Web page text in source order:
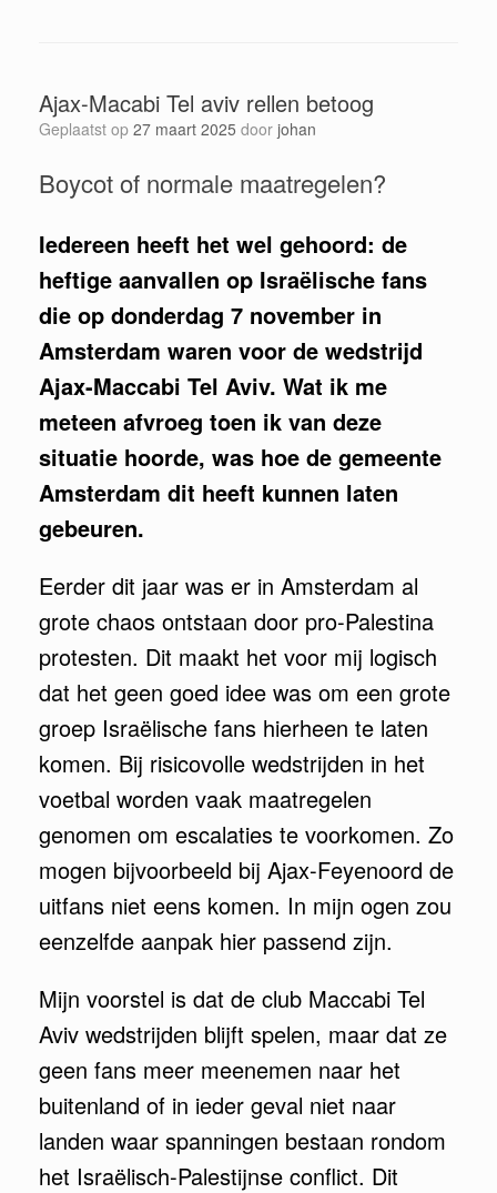
Ajax-Macabi Tel aviv rellen betoog
Geplaatst op 27 maart 2025 door johan
Boycot of normale maatregelen?
Iedereen heeft het wel gehoord: de
heftige aanvallen op Israëlische fans
die op donderdag 7 november in
Amsterdam waren voor de wedstrijd
Ajax-Maccabi Tel Aviv. Wat ik me
meteen afvroeg toen ik van deze
situatie hoorde, was hoe de gemeente
Amsterdam dit heeft kunnen laten
gebeuren.
Eerder dit jaar was er in Amsterdam al
grote chaos ontstaan door pro-Palestina
protesten. Dit maakt het voor mij logisch
dat het geen goed idee was om een grote
groep Israëlische fans hierheen te laten
komen. Bij risicovolle wedstrijden in het
voetbal worden vaak maatregelen
genomen om escalaties te voorkomen. Zo
mogen bijvoorbeeld bij Ajax-Feyenoord de
uitfans niet eens komen. In mijn ogen zou
eenzelfde aanpak hier passend zijn.
Mijn voorstel is dat de club Maccabi Tel
Aviv wedstrijden blijft spelen, maar dat ze
geen fans meer meenemen naar het
buitenland of in ieder geval niet naar
landen waar spanningen bestaan rondom
het Israëlisch-Palestijnse conflict. Dit